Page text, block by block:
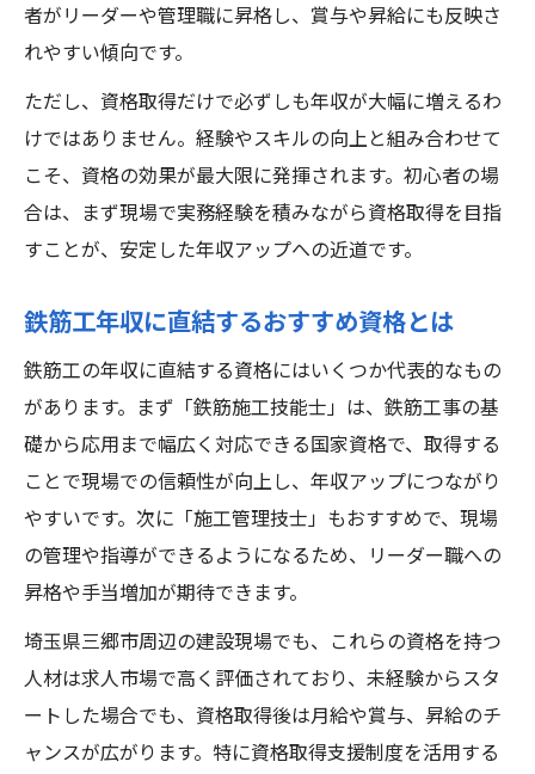
者がリーダーや管理職に昇格し、賞与や昇給にも反映さ
れやすい傾向です。
ただし、資格取得だけで必ずしも年収が大幅に増えるわ
けではありません。経験やスキルの向上と組み合わせて
こそ、資格の効果が最大限に発揮されます。初心者の場
合は、まず現場で実務経験を積みながら資格取得を目指
すことが、安定した年収アップへの近道です。
鉄筋工年収に直結するおすすめ資格とは
鉄筋工の年収に直結する資格にはいくつか代表的なもの
があります。まず「鉄筋施工技能士」は、鉄筋工事の基
礎から応用まで幅広く対応できる国家資格で、取得する
ことで現場での信頼性が向上し、年収アップにつながり
やすいです。次に「施工管理技士」もおすすめで、現場
の管理や指導ができるようになるため、リーダー職への
昇格や手当増加が期待できます。
埼玉県三郷市周辺の建設現場でも、これらの資格を持つ
人材は求人市場で高く評価されており、未経験からスタ
ートした場合でも、資格取得後は月給や賞与、昇給のチ
ャンスが広がります。特に資格取得支援制度を活用する